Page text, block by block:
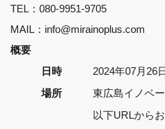
TEL：080‐9951‐9705
MAIL：info@mirainoplus.com
概要
日時
2024年07月26
場所
東広島イノベ
以下URLから